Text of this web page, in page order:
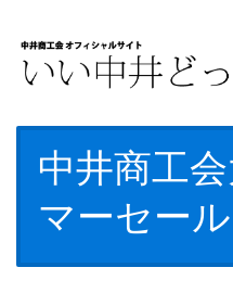
中井商工
マーセール